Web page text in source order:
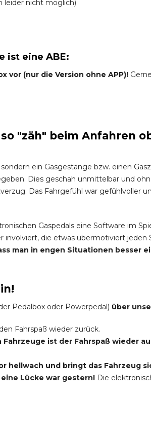
leider nicht möglich)
ist eine ABE:
vor (nur die Version ohne APP)!
"zäh" beim Anfahren
ein Gasgestänge bzw. einen
Dies geschah unmittelbar und
Das Fahrgefühl war gefühlvoller
Gaspedals eine Software im
die etwas übermotiviert
man in engen Situationen besser
Pedalbox oder Powerpedal) über
Fahrspaß wieder zurück.
ist der Fahrspaß wieder
hellwach und bringt das Fahrzeug
Lücke war gestern! Die